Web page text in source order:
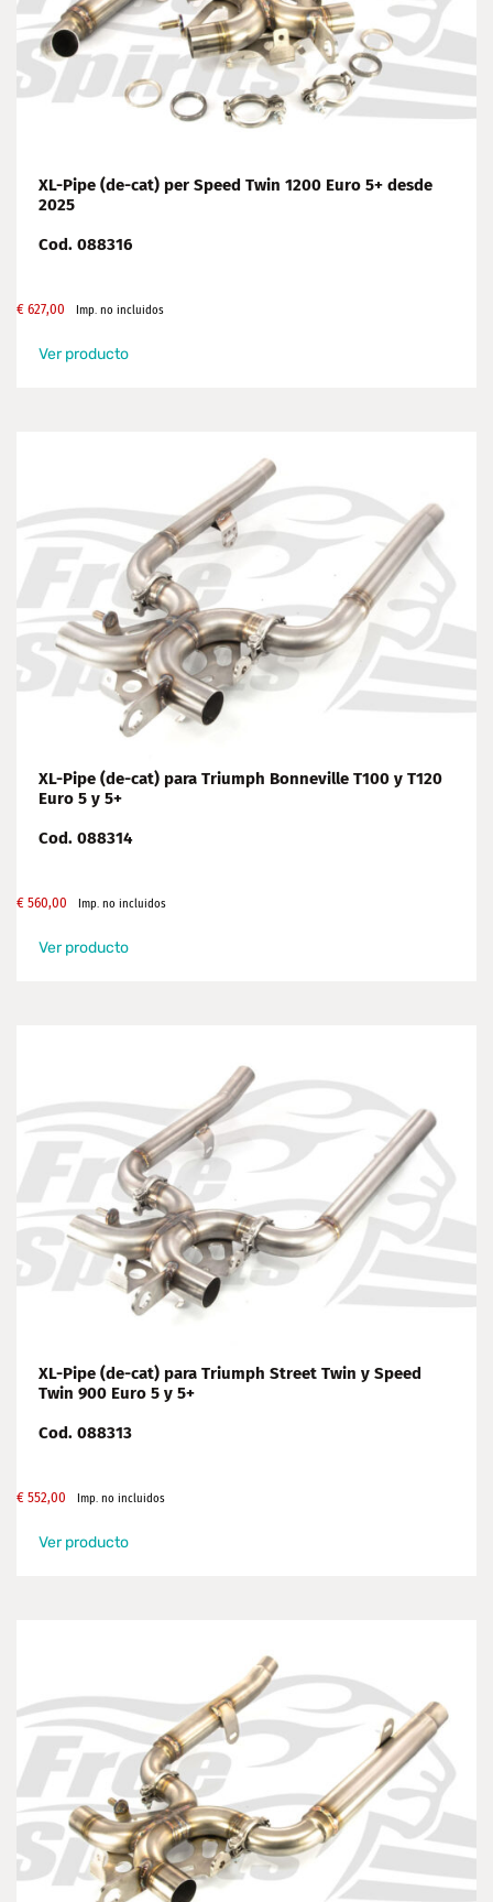
XL-Pipe (de-cat) per Speed Twin 1200 Euro 5+ desde
2025
Cod. 088316
€ 627,00 Imp. no incluidos
Ver producto
XL-Pipe (de-cat) para Triumph Bonneville T100 y T120
Euro 5 y 5+
Cod. 088314
€ 560,00 Imp. no incluidos
Ver producto
XL-Pipe (de-cat) para Triumph Street Twin y Speed
Twin 900 Euro 5 y 5+
Cod. 088313
€ 552,00 Imp. no incluidos
Ver producto